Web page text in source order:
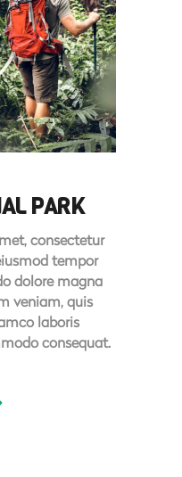
PARK
consectetur
tempor
dolore magna
veniam, quis
laboris
consequat.